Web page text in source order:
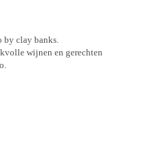
by clay banks.
wijnen en gerechten